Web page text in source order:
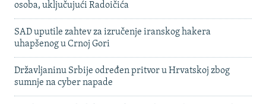
osoba, uključujući Radoičića
SAD uputile zahtev za izručenje iranskog hakera
uhapšenog u Crnoj Gori
Državljaninu Srbije određen pritvor u Hrvatskoj zbog
sumnje na cyber napade